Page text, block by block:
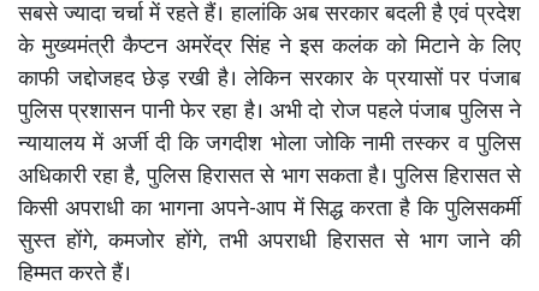
सबसे ज्यादा चर्चा में रहते हैं। हालांकि अब सरकार बदली है एवं प्रदेश
के मुख्यमंत्री कैप्टन अमरेंद्र सिंह ने इस कलंक को मिटाने के लिए
काफी जद्दोजहद छेड़ रखी है। लेकिन सरकार के प्रयासों पर पंजाब
पुलिस प्रशासन पानी फेर रहा है। अभी दो रोज पहले पंजाब पुलिस ने
न्यायालय में अर्जी दी कि जगदीश भोला जोकि नामी तस्कर व पुलिस
अधिकारी रहा है, पुलिस हिरासत से भाग सकता है। पुलिस हिरासत से
किसी अपराधी का भागना अपने-आप में सिद्ध करता है कि पुलिसकर्मी
सुस्त होंगे, कमजोर होंगे, तभी अपराधी हिरासत से भाग जाने की
हिम्मत करते हैं।